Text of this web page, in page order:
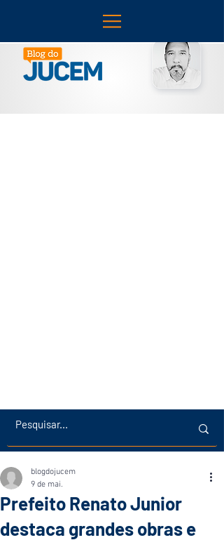
Prefeito Renato Junior
destaca grandes obras e
blogdojucem
9 de mai.